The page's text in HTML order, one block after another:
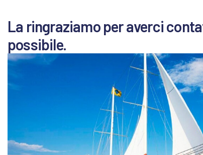
La ringraziamo per averci
possibile.